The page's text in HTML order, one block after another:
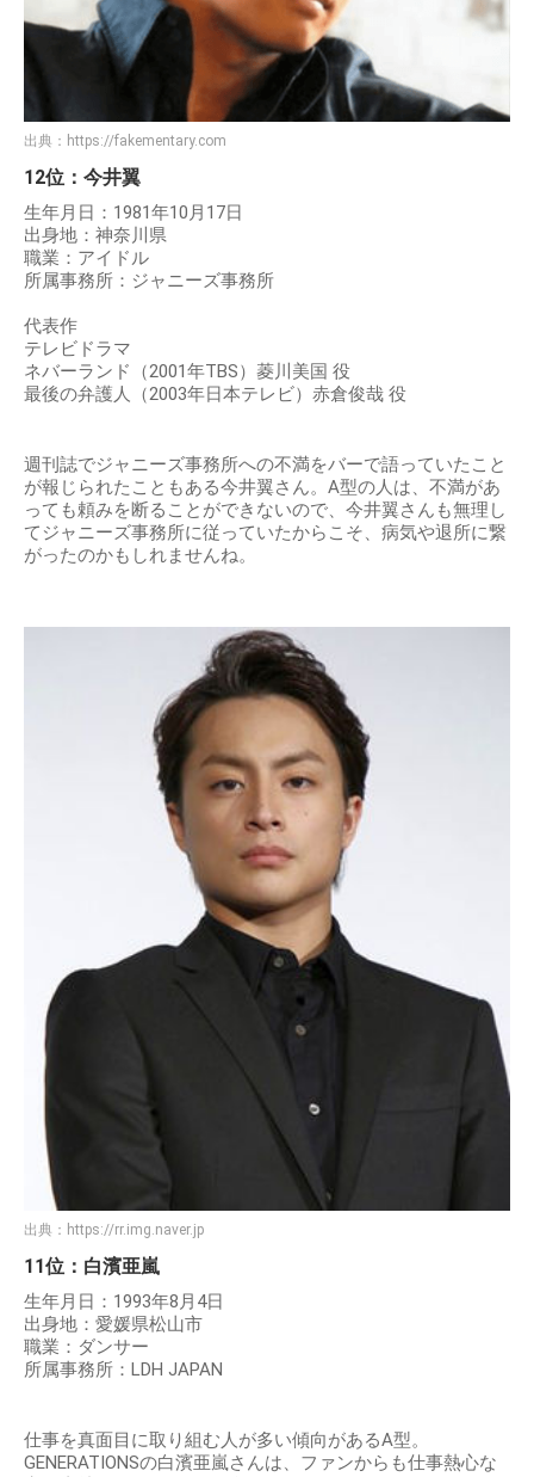
出典： https://fakementary.com
12位：今井翼
生年月日：1981年10月17日
出身地：神奈川県
職業：アイドル
所属事務所：ジャニーズ事務所
代表作
テレビドラマ
ネバーランド（2001年TBS）菱川美国 役
最後の弁護人（2003年日本テレビ）赤倉俊哉 役
週刊誌でジャニーズ事務所への不満をバーで語っていたこと
が報じられたこともある今井翼さん。A型の人は、不満があ
っても頼みを断ることができないので、今井翼さんも無理し
てジャニーズ事務所に従っていたからこそ、病気や退所に繋
がったのかもしれませんね。
出典： https://rr.img.naver.jp
11位：白濱亜嵐
生年月日：1993年8月4日
出身地：愛媛県松山市
職業：ダンサー
所属事務所：LDH JAPAN
仕事を真面目に取り組む人が多い傾向があるA型。
GENERATIONSの白濱亜嵐さんは、ファンからも仕事熱心な